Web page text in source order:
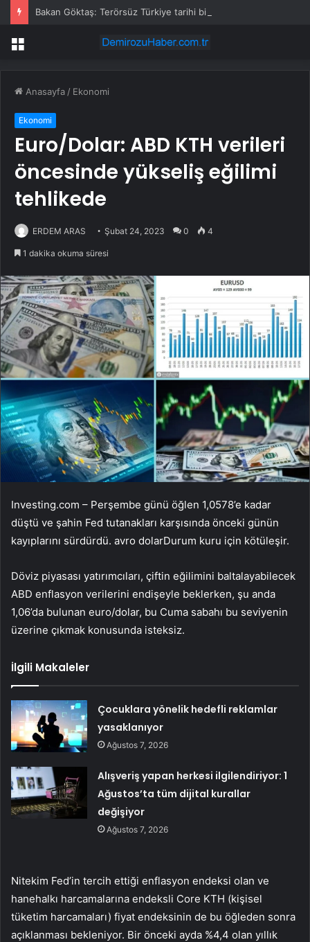
Bakan Göktaş: Terörsüz Türkiye tarihi bir adımdır
Menü
Anasayfa / Ekonomi
Ekonomi
Euro/Dolar: ABD KTH verileri
öncesinde yükseliş eğilimi
tehlikede
ERDEM ARAS Şubat 24, 2023 0 4
1 dakika okuma süresi
Investing.com – Perşembe günü öğlen 1,0578’e kadar
düştü ve şahin Fed tutanakları karşısında önceki günün
kayıplarını sürdürdü. avro dolarDurum kuru için kötüleşir.
Döviz piyasası yatırımcıları, çiftin eğilimini baltalayabilecek
ABD enflasyon verilerini endişeyle beklerken, şu anda
1,06’da bulunan euro/dolar, bu Cuma sabahı bu seviyenin
üzerine çıkmak konusunda isteksiz.
İlgili Makaleler
Çocuklara yönelik hedefli reklamlar
yasaklanıyor
Ağustos 7, 2026
Alışveriş yapan herkesi ilgilendiriyor: 1
Ağustos’ta tüm dijital kurallar
değişiyor
Ağustos 7, 2026
Nitekim Fed’in tercih ettiği enflasyon endeksi olan ve
hanehalkı harcamalarına endeksli Core KTH (kişisel
tüketim harcamaları) fiyat endeksinin de bu öğleden sonra
açıklanması bekleniyor. Bir önceki ayda %4,4 olan yıllık